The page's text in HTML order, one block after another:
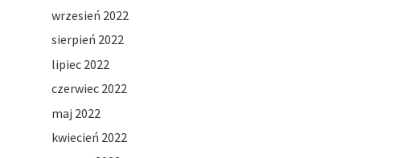
wrzesień 2022
sierpień 2022
lipiec 2022
czerwiec 2022
maj 2022
kwiecień 2022